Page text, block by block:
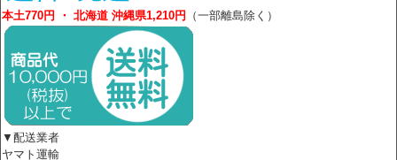
本土770円 ・ 北海道 沖縄県1,210円 （一部離島除く）
▼配送業者
ヤマト運輸